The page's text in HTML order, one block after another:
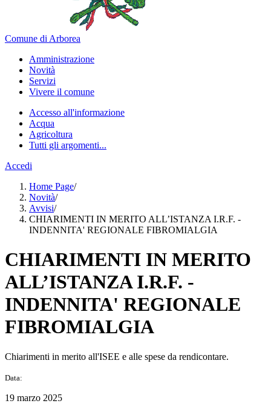
Comune di Arborea
Amministrazione
Novità
Servizi
Vivere il comune
Accesso all'informazione
Acqua
Agricoltura
Tutti gli argomenti...
Accedi
Home Page/
Novità/
Avvisi/
CHIARIMENTI IN MERITO ALL’ISTANZA I.R.F. -
INDENNITA' REGIONALE FIBROMIALGIA
CHIARIMENTI IN MERITO
ALL’ISTANZA I.R.F. -
INDENNITA' REGIONALE
FIBROMIALGIA
Chiarimenti in merito all'ISEE e alle spese da rendicontare.
Data:
19 marzo 2025